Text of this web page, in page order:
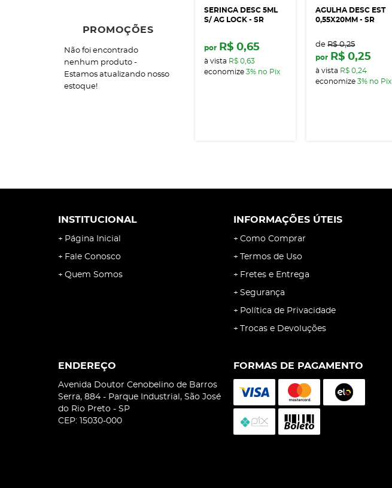
PROMOÇÕES
Não foi encontrado
nenhum produto -
Estamos atualizando nosso
estoque!
SERINGA DESC 5ML
S/ AG LOCK - SR
por R$ 0,65
à vista R$ 0,63
economize3% no Pix
AGULHA DESC EST
0,55X20MM - SR
de R$ 0,25
por R$ 0,25
à vista R$ 0,24
economize3% no Pix
INSTITUCIONAL
Página Inicial
Fale Conosco
Quem Somos
INFORMAÇÕES ÚTEIS
Como Comprar
Termos de Uso
Fretes e Entrega
Segurança
Política de Privacidade
Trocas e Devoluções
ENDEREÇO
Avenida Doutor Cenobelino de Barros
Serra, 884 - Parque Industrial, São José
do Rio Preto - SP
CEP: 15030-000
FORMAS DE PAGAMENTO